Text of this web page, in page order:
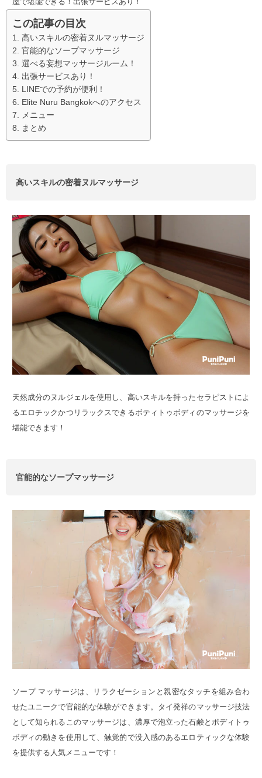
この記事の目次
高いスキルの密着ヌルマッサージ
官能的なソープマッサージ
選べる妄想マッサージルーム！
出張サービスあり！
LINEでの予約が便利！
Elite Nuru Bangkokへのアクセス
メニュー
まとめ
高いスキルの密着ヌルマッサージ
天然成分のヌルジェルを使用し、高いスキルを持ったセラピストによ
るエロチックかつリラックスできるボティトゥボディのマッサージを
堪能できます！
官能的なソープマッサージ
ソープ マッサージは、リラクゼーションと親密なタッチを組み合わ
せたユニークで官能的な体験ができます。タイ発祥のマッサージ技法
として知られるこのマッサージは、濃厚で泡立った石鹸とボディトゥ
ボディの動きを使用して、触覚的で没入感のあるエロティックな体験
を提供する人気メニューです！